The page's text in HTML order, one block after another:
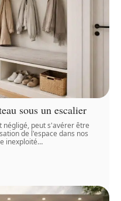
sous un escalier
négligé, peut s'avérer être
de l'espace dans nos
inexploité…